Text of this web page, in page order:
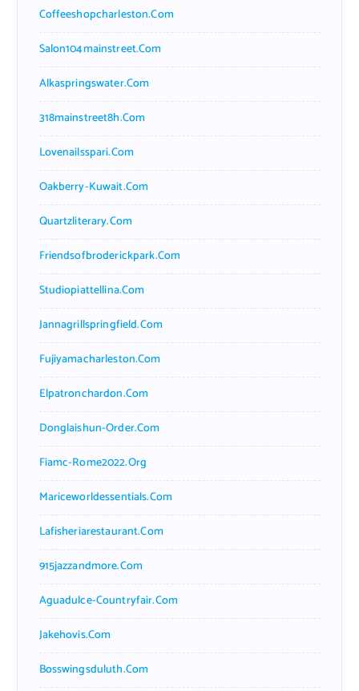
Coffeeshopcharleston.com
Salon104mainstreet.com
Alkaspringswater.com
318mainstreet8h.com
Lovenailsspari.com
Oakberry-Kuwait.com
Quartzliterary.com
Friendsofbroderickpark.com
Studiopiattellina.com
Jannagrillspringfield.com
Fujiyamacharleston.com
Elpatronchardon.com
Donglaishun-Order.com
Fiamc-Rome2022.org
Mariceworldessentials.com
Lafisheriarestaurant.com
915jazzandmore.com
Aguadulce-Countryfair.com
Jakehovis.com
Bosswingsduluth.com